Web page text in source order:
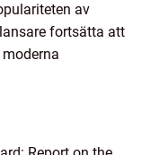
av
fortsätta att